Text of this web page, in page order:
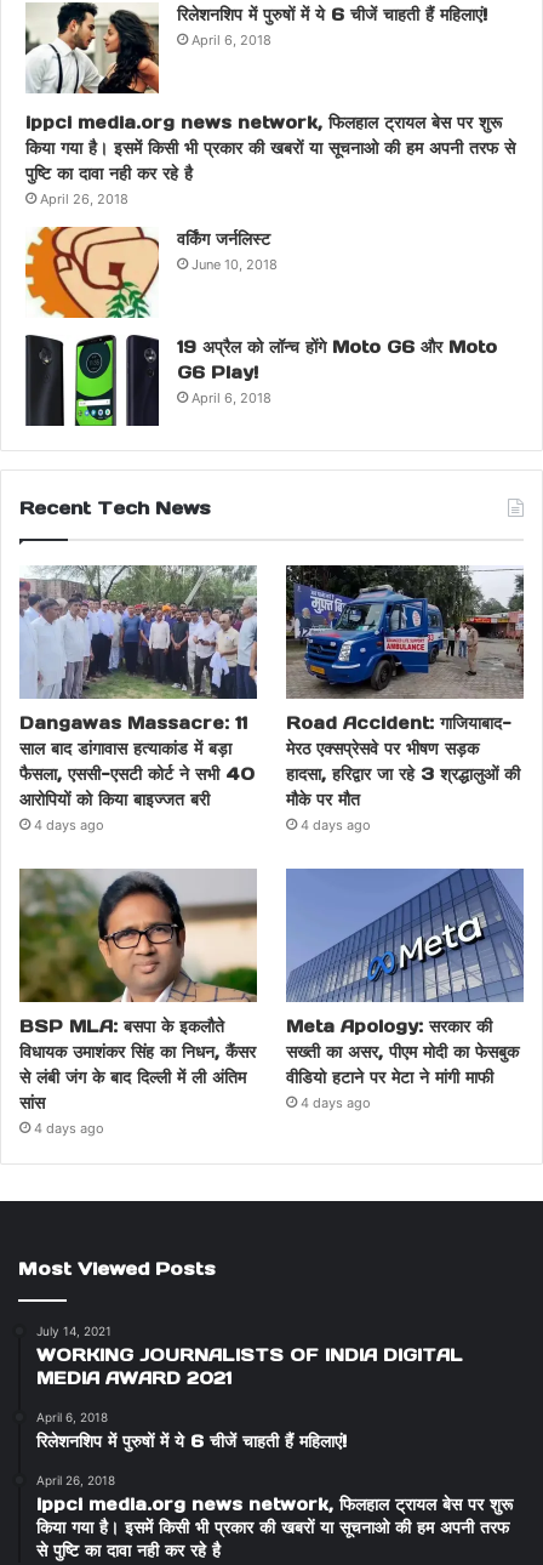
रिलेशनशिप में पुरुषों में ये 6 चीजें चाहती हैं महिलाएं!
April 6, 2018
ippci media.org news network, फिलहाल ट्रायल बेस पर शुरू
किया गया है। इसमें किसी भी प्रकार की खबरों या सूचनाओ की हम अपनी तरफ से
पुष्टि का दावा नही कर रहे है
April 26, 2018
वर्किंग जर्नलिस्ट
June 10, 2018
19 अप्रैल को लॉन्च होंगे Moto G6 और Moto
G6 Play!
April 6, 2018
Recent Tech News
Dangawas Massacre: 11
साल बाद डांगावास हत्याकांड में बड़ा
फैसला, एससी-एसटी कोर्ट ने सभी 40
आरोपियों को किया बाइज्जत बरी
4 days ago
Road Accident: गाजियाबाद-
मेरठ एक्सप्रेसवे पर भीषण सड़क
हादसा, हरिद्वार जा रहे 3 श्रद्धालुओं की
मौके पर मौत
4 days ago
BSP MLA: बसपा के इकलौते
विधायक उमाशंकर सिंह का निधन, कैंसर
से लंबी जंग के बाद दिल्ली में ली अंतिम
सांस
4 days ago
Meta Apology: सरकार की
सख्ती का असर, पीएम मोदी का फेसबुक
वीडियो हटाने पर मेटा ने मांगी माफी
4 days ago
Most Viewed Posts
July 14, 2021
WORKING JOURNALISTS OF INDIA DIGITAL
MEDIA AWARD 2021
April 6, 2018
रिलेशनशिप में पुरुषों में ये 6 चीजें चाहती हैं महिलाएं!
April 26, 2018
ippci media.org news network, फिलहाल ट्रायल बेस पर शुरू
किया गया है। इसमें किसी भी प्रकार की खबरों या सूचनाओ की हम अपनी तरफ
से पुष्टि का दावा नही कर रहे है